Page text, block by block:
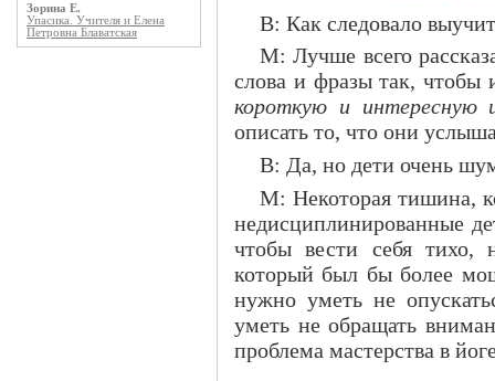
Зорина Е.
Упасика. Учителя и Елена
Петровна Блаватская
В: Как следовало
М: Лучше всего
слова и фразы так,
короткую и интересную
описать то, что они
В: Да, но дети очень
М: Некоторая тишина,
недисциплинированные
чтобы вести себя тихо,
который был бы более
нужно уметь не
уметь не обращать
проблема мастерства в